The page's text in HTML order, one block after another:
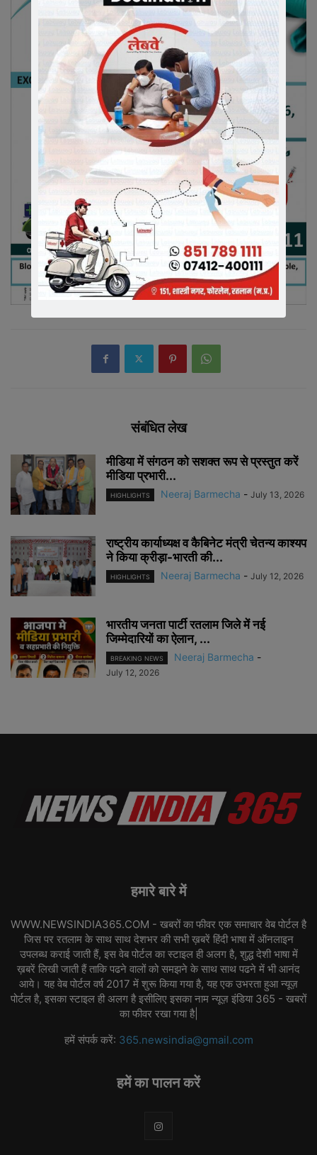
संबंधित लेख
मीडिया में संगठन को सशक्त रूप से प्रस्तुत करें
मीडिया प्रभारी...
HIGHLIGHTS Neeraj Barmecha - July 13, 2026
राष्ट्रीय कार्याध्यक्ष व कैबिनेट मंत्री चेतन्य काश्यप
ने किया क्रीड़ा-भारती की...
HIGHLIGHTS Neeraj Barmecha - July 12, 2026
भारतीय जनता पार्टी रतलाम जिले में नई
जिम्मेदारियों का ऐलान, ...
BREAKING NEWS Neeraj Barmecha -
July 12, 2026
हमारे बारे में
WWW.NEWSINDIA365.COM - खबरों का फीवर एक समाचार वेब पोर्टल है
जिस पर रतलाम के साथ साथ देशभर की सभी ख़बरें हिंदी भाषा में ऑनलाइन
उपलब्ध कराई जाती हैं, इस वेब पोर्टल का स्टाइल ही अलग है, शुद्ध देशी भाषा में
ख़बरें लिखी जाती हैं ताकि पढने वालों को समझने के साथ साथ पढने में भी आनंद
आये। यह वेब पोर्टल वर्ष 2017 में शुरू किया गया है, यह एक उभरता हुआ न्यूज़
पोर्टल है, इसका स्टाइल ही अलग है इसीलिए इसका नाम न्यूज़ इंडिया 365 - खबरों
का फीवर रखा गया है|
हमें संपर्क करें: 365.newsindia@gmail.com
हमें का पालन करें